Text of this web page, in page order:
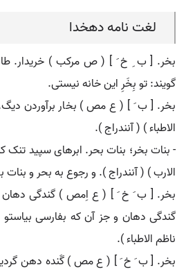
لغت نامه دهخدا
بخر. [ ب ِ خ َ ] ( ص مرکب ) خریدار.
گویند: تو بِخَرِ این خانه نیستی.
بخر. [ ب َ ] ( ع مص ) بخار برآوردن دیگ.
الاطباء ) ( آنندراج ).
- بنات بخر؛ بنات بحر. ابرهای سپید تنک
الارب ) ( آنندراج ). و رجوع به بحر و
بخر. [ ب َ خ َ ] ( ع اِمص ) گندگی دهان
گندگی دهان و جز آن که بفارسی
ناظم الاطباء ).
بخر. [ ب َ خ َ ] ( ع مص ) گَنده دهن